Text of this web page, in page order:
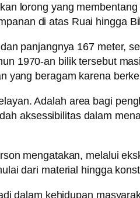
lorong yang
di atas Ruai hingga
panjangnya 167 meter,
1970-an bilik tersebut
yang beragam karena
Adalah area bagi
aksessibilitas dalam
mengatakan, melalui
dari material hingga
dalam kehidupan